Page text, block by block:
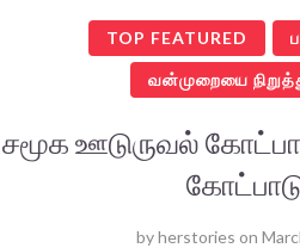
TOP FEATURED
வன்முறையை
சமூக ஊடுருவல்
byherstories on